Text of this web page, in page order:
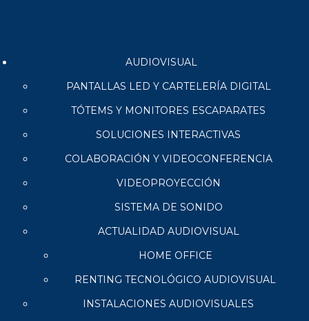
AUDIOVISUAL
PANTALLAS LED Y CARTELERÍA DIGITAL
TÓTEMS Y MONITORES ESCAPARATES
SOLUCIONES INTERACTIVAS
COLABORACIÓN Y VIDEOCONFERENCIA
VIDEOPROYECCIÓN
SISTEMA DE SONIDO
ACTUALIDAD AUDIOVISUAL
HOME OFFICE
RENTING TECNOLÓGICO AUDIOVISUAL
INSTALACIONES AUDIOVISUALES